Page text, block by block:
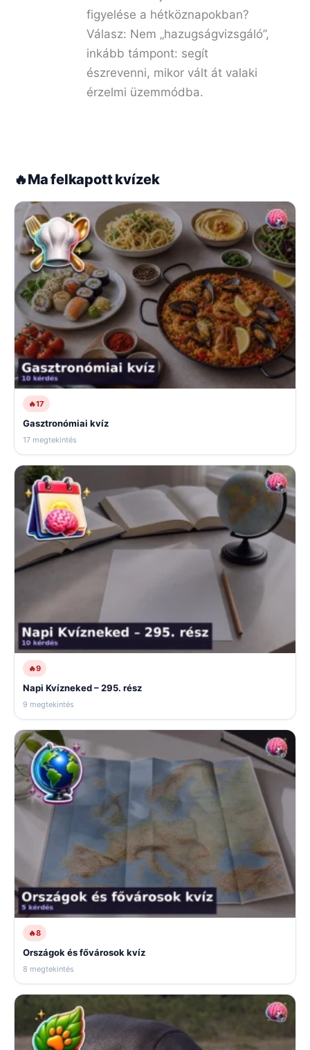
figyelése a hétköznapokban?
Válasz: Nem „hazugságvizsgáló”,
inkább támpont: segít
észrevenni, mikor vált át valaki
érzelmi üzemmódba.
🔥Ma felkapott kvízek
🔥17
Gasztronómiai kvíz
17 megtekintés
🔥9
Napi Kvízneked – 295. rész
9 megtekintés
🔥8
Országok és fővárosok kvíz
8 megtekintés